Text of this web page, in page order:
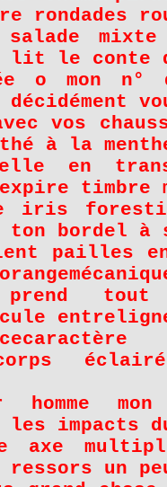
rondades
salade
lit le conte
o mon n°
vos
à la
en
timbre
iris
ton bordel à
pailles en
prend
homme
les impacts
axe
ressors un